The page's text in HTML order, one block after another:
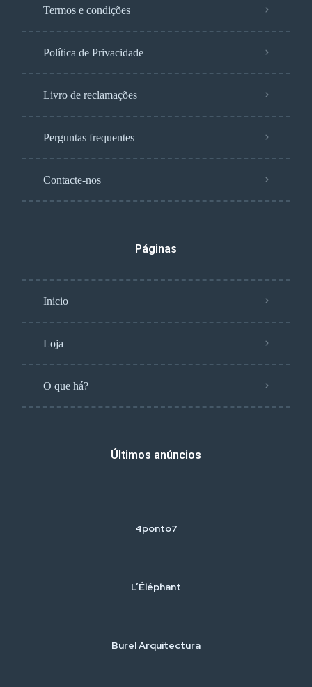
Termos e condições
Política de Privacidade
Livro de reclamações
Perguntas frequentes
Contacte-nos
Páginas
Inicio
Loja
O que há?
Últimos anúncios
4ponto7
L’Éléphant
Burel Arquitectura